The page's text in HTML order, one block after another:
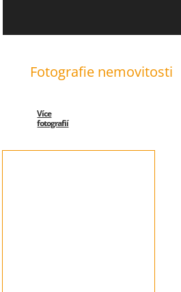
Fotografie nemovitosti
Více
fotografií